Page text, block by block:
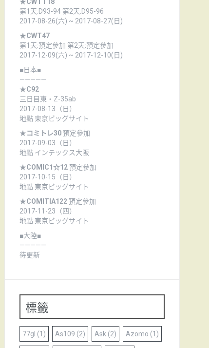
★CWTT18
第1天:D93-94 第2天:D95-96
2017-08-26(六) ~ 2017-08-27(日)
★CWT47
第1天:預定參加 第2天:預定參加
2017-12-09(六) ~ 2017-12-10(日)
■日本■
—————
★C92
三日目東・Z-35ab
2017-08-13（日）
地點 東京ビッグサイト
★コミトレ30預定參加
2017-09-03（日）
地點 インテックス大阪
★COMIC1☆12預定參加
2017-10-15（日）
地點 東京ビッグサイト
★COMITIA122預定參加
2017-11-23（四）
地點 東京ビッグサイト
■大陸■
—————
待更新
標籤
77gl (1) As109 (2) Ask(2) Azomo (1)